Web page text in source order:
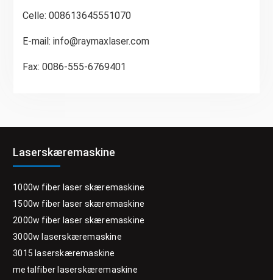
Celle: 008613645551070
E-mail: info@raymaxlaser.com
Fax: 0086-555-6769401
Laserskæremaskine
1000w fiber laser skæremaskine
1500w fiber laser skæremaskine
2000w fiber laser skæremaskine
3000w laserskæremaskine
3015 laserskæremaskine
metalfiber laserskæremaskine